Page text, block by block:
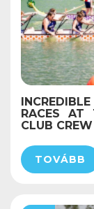
RACES AT
CLUB
TOVÁBB